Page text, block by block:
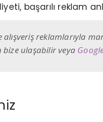
başarılı reklam
reklamlarıyla
ulaşabilir veya